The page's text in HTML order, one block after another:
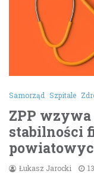
Samorząd Szpitale
ZPP
stabilności
Łukasz Jarocki